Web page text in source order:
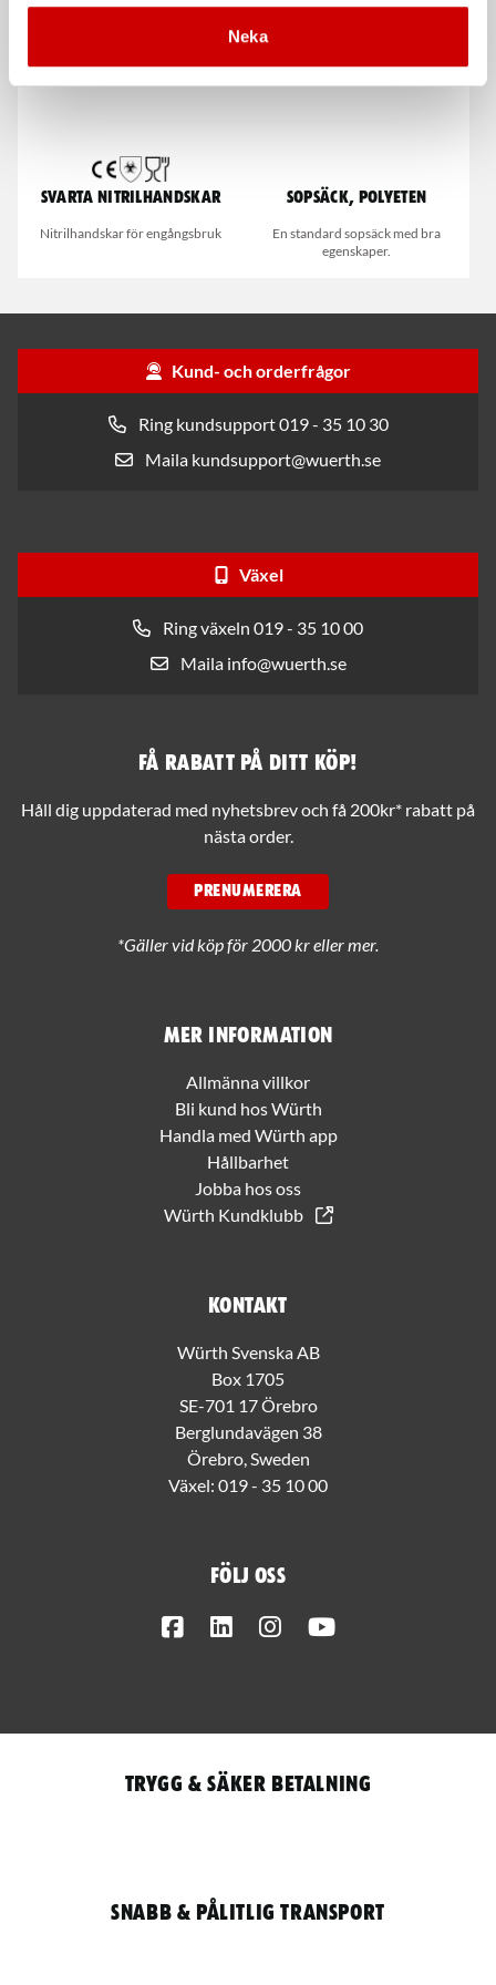
Neka
Svarta nitrilhandskar
Nitrilhandskar för engångsbruk
Sopsäck, Polyeten
En standard sopsäck med bra
egenskaper.
Kund- och orderfrågor
Ring kundsupport 019 - 35 10 30
Maila kundsupport@wuerth.se
Växel
Ring växeln 019 - 35 10 00
Maila info@wuerth.se
Mer information
Allmänna villkor
Bli kund hos Würth
Handla med Würth app
Hållbarhet
Jobba hos oss
Würth Kundklubb
Kontakt
Würth Svenska AB
Box 1705
SE-701 17 Örebro
Berglundavägen 38
Örebro, Sweden
Växel: 019 - 35 10 00
Följ oss
FacebookLinkedInInstagram
Få rabatt på ditt köp!
Håll dig uppdaterad med nyhetsbrev och få 200kr* rabatt på
nästa order.
PRENUMERERA
*Gäller vid köp för 2000 kr eller mer.
Trygg & säker betalning
Snabb & pålitlig transport